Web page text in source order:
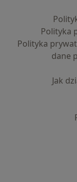
Polityka
Polityka
dane
Jak